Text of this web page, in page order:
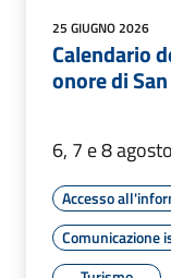
25 GIUGNO 2026
Calendario
onore di
6, 7 e 8
Accesso
Comunicazione